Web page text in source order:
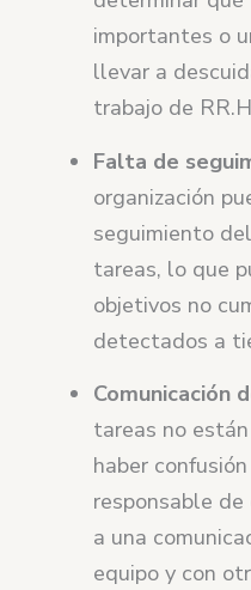
importantes o
llevar a
trabajo de
Falta de
organización
seguimiento
tareas, lo que
objetivos no
detectados a
Comunicación
tareas no
haber
responsable
a una
equipo y con